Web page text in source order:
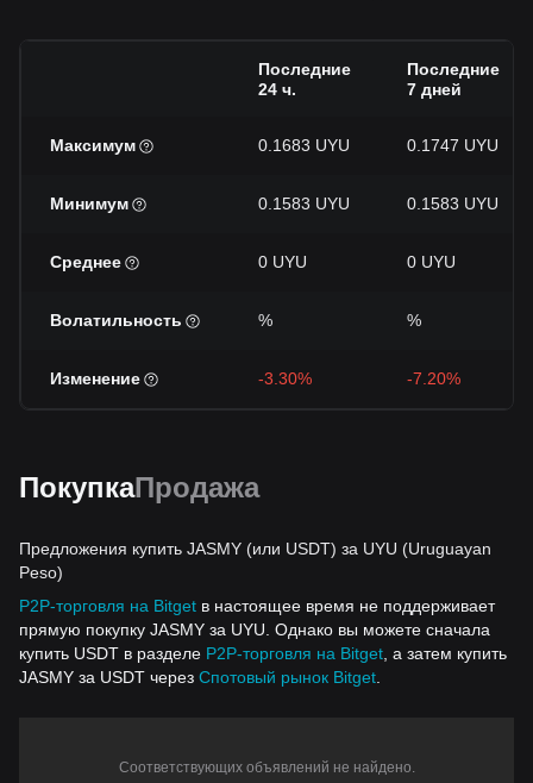
Последние
24 ч.
Последние
7 дней
Максимум 0.1683 UYU 0.1747 UYU
Минимум 0.1583 UYU 0.1583 UYU
Среднее 0 UYU 0 UYU
Волатильность % %
Изменение -3.30% -7.20%
ПокупкаПродажа
Предложения купить JASMY (или USDT) за UYU (Uruguayan
Peso)
P2P-торговля на Bitget в настоящее время не поддерживает
прямую покупку JASMY за UYU. Однако вы можете сначала
купить USDT в разделе P2P-торговля на Bitget , а затем купить
JASMY за USDT через Спотовый рынок Bitget
Соответствующих объявлений не найдено.